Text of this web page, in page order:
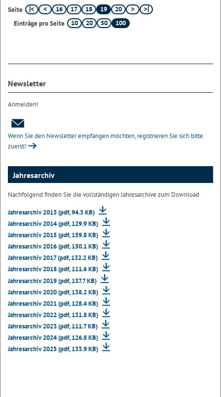
Seite 16 17 18 19
20
Einträge pro Seite
10 20 50 100
Newsletter
Anmelden!
Wenn Sie den Newsletter empfangen möchten, registrieren Sie sich bitte
zuerst!
Jahresarchiv
Nachfolgend finden Sie die vollständigen Jahresarchive zum Download
Jahresarchiv 2013 (pdf, 94.3 KB)
Jahresarchiv 2014 (pdf, 129.9 KB)
Jahresarchiv 2015 (pdf, 159.8 KB)
Jahresarchiv 2016 (pdf, 150.1 KB)
Jahresarchiv 2017 (pdf, 132.2 KB)
Jahresarchiv 2018 (pdf, 111.6 KB)
Jahresarchiv 2019 (pdf, 137.7 KB)
Jahresarchiv 2020 (pdf, 138.2 KB)
Jahresarchiv 2021 (pdf, 128.4 KB)
Jahresarchiv 2022 (pdf, 131.8 KB)
Jahresarchiv 2023 (pdf, 111.7 KB)
Jahresarchiv 2024 (pdf, 126.8 KB)
Jahresarchiv 2025 (pdf, 133.9 KB)